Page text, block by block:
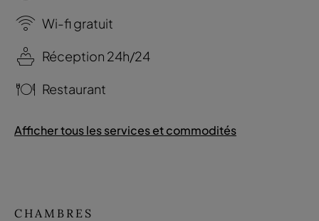
Wi-fi gratuit
Réception 24h/24
Restaurant
Afficher tous les services et commodités
CHAMBRES